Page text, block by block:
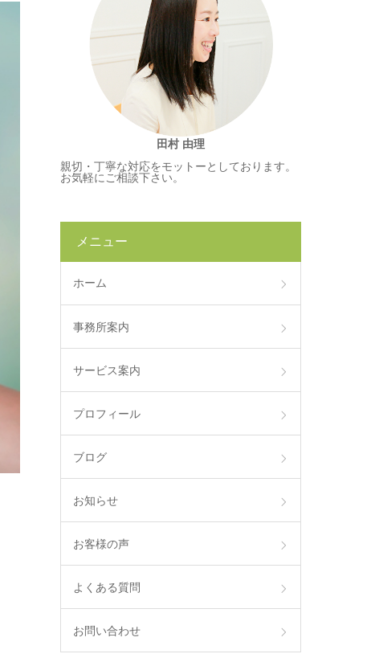
田村 由理
親切・丁寧な対応をモットーとしております。
お気軽にご相談下さい。
メニュー
ホーム
事務所案内
サービス案内
プロフィール
ブログ
お知らせ
お客様の声
よくある質問
お問い合わせ